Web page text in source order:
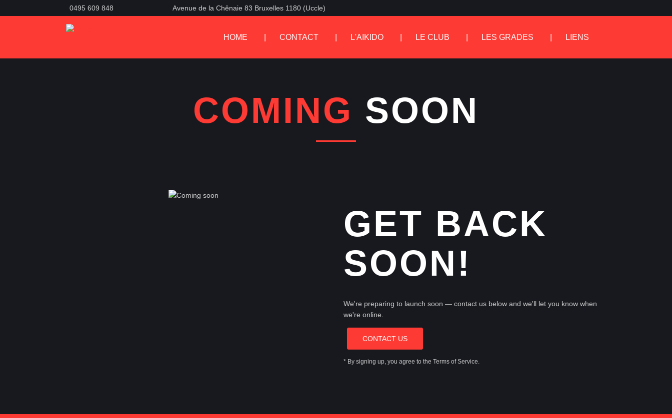
0495 609 848 Avenue de la Chênaie 83 Bruxelles 1180 (Uccle)
HOME CONTACT L'AIKIDO LE CLUB LES GRADES LIENS
COMING SOON
GET BACK
SOON!
We're preparing to launch soon — contact us below and we'll let you know when
we're online.
CONTACT US
* By signing up, you agree to the Terms of Service.